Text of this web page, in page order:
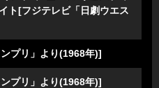
ト[フジテレビ「日劇ウエス
プリ」より(1968年)]
プリ」より(1968年)]